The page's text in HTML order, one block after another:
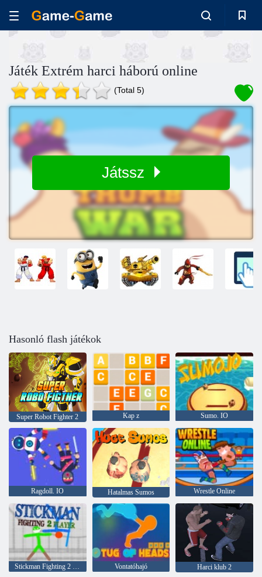
Játék Extrém harci háború online
(Total 5)
Játssz
Hasonló flash játékok
Super Robot Fighter 2 Kap z Sumo. IO
Ragdoll. IO Hatalmas Sumos Wrestle Online
Stickman Fighting 2 játékos Vontatóhajó Harci klub 2